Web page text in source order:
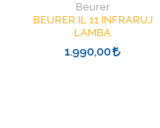
Beurer
BEURER IL 11 İNFRARUJ
LAMBA
1.990,00